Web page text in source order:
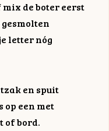
de boter eerst
letter nóg
en spuit
een met
of bord.